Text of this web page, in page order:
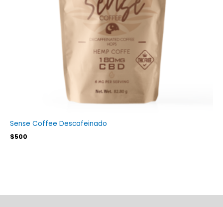
Sense Coffee Descafeinado
$500